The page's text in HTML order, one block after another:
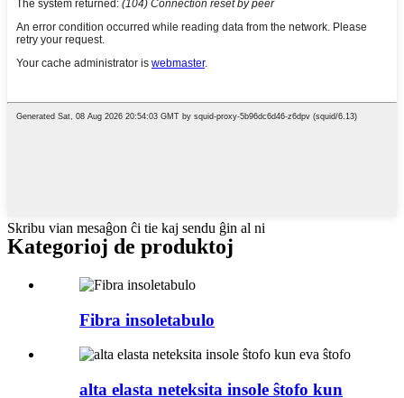
Skribu vian mesaĝon ĉi tie kaj sendu ĝin al ni
Kategorioj de produktoj
Fibra insoletabulo
alta elasta neteksita insole ŝtofo kun